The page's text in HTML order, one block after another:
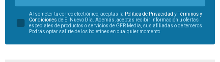
Al someter tu correo electrónico, aceptas la Política de Privacidad yTérminos y
Condiciones de El Nuevo Día. Además, aceptas recibir información u ofertas
especiales de productos o servicios de GFR Media, sus afiliadas o de terceros.
Podrás optar salirte de los boletines en cualquier momento.